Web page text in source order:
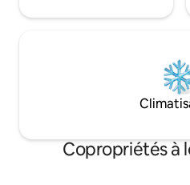
Copropriétés à